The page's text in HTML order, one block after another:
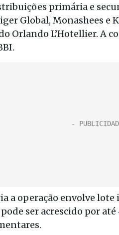
primária e
Global, Monashees e
Orlando L’Hotellier. A
a operação envolve lote
pode ser acrescido por